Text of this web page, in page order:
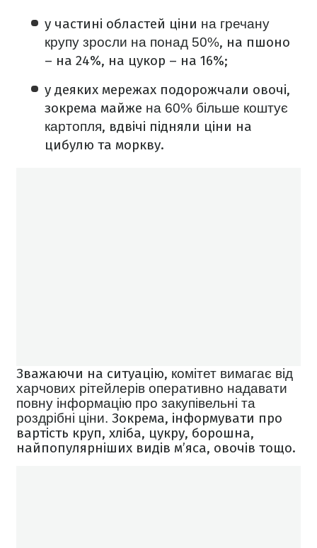
у частині областей ціни на гречану
крупу зросли на понад 50%, на пшоно
– на 24%, на цукор – на 16%;
у деяких мережах подорожчали овочі,
зокрема майже на 60% більше коштує
картопля, вдвічі підняли ціни на
цибулю та моркву.
Зважаючи на ситуацію, комітет вимагає від
харчових рітейлерів оперативно надавати
повну інформацію про закупівельні та
роздрібні ціни. Зокрема, інформувати про
вартість круп, хліба, цукру, борошна,
найпопулярніших видів м’яса, овочів тощо.